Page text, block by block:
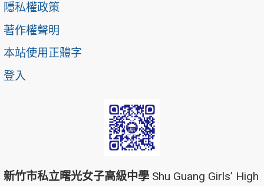
隱私權政策
著作權聲明
本站使用正體字
登入
新竹市私立曙光女子高級中學 Shu Guang Girls’ High